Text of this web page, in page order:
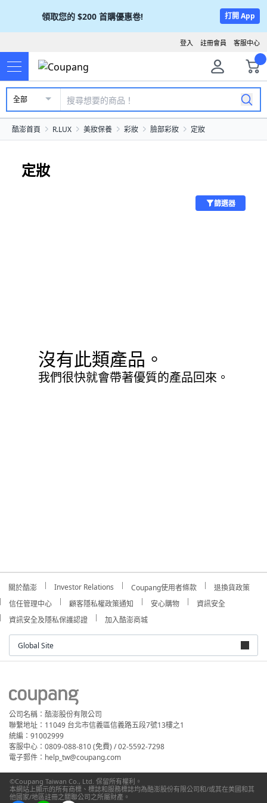
領取您的 $200 首購優惠卷! 打開 App
客服中心
註冊會員
登入
全部
酷澎首頁 R.LUX 美妝保養 彩妝 臉部彩妝 定妝
定妝
篩選器
沒有此類產品。
我們很快就會帶著優質的產品回來。
關於酷澎 Investor Relations Coupang使用者條款
退換貨政策
信任管理中心
顧客隱私權政策通知 安心購物
資訊安全
資訊安全及隱私保護認證
加入酷澎商城
Global Site
公司名稱：酷澎股份有限公司
聯繫地址：11049 台北市信義區信義路五段7號13樓之1
統編：91002999
客服中心：0809-088-810 (免費) / 02-5592-7298
電子郵件：help_tw@coupang.com
©Coupang Taiwan Co., Ltd. 保留所有權利。
本網站上顯示的所有商標、標誌和服務標誌均為酷澎股份有限公司和/或其在美國和其
他國家/地區註冊之關聯公司之所屬財產。